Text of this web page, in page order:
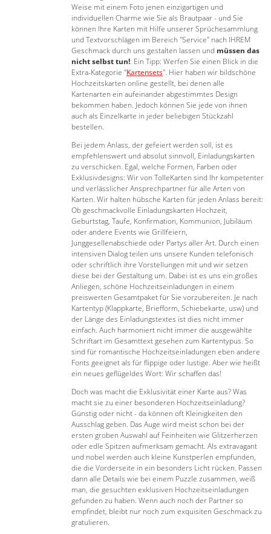
Weise mit einem Foto jenen einzigartigen und
individuellen Charme wie Sie als Brautpaar - und Sie
können Ihre Karten mit Hilfe unserer Sprüchesammlung
und Textvorschlägen im Bereich "Service" nach IHREM
Geschmack durch uns gestalten lassen und müssen das
nicht selbst tun!. Ein Tipp: Werfen Sie einen Blick in die
Extra-Kategorie "Kartensets". Hier haben wir bildschöne
Hochzeitskarten online gestellt, bei denen alle
Kartenarten ein aufeinander abgestimmtes Design
bekommen haben. Jedoch können Sie jede von ihnen
auch als Einzelkarte in jeder beliebigen Stückzahl
bestellen.
Bei jedem Anlass, der gefeiert werden soll, ist es
empfehlenswert und absolut sinnvoll, Einladungskarten
zu verschicken. Egal, welche Formen, Farben oder
Exklusivdesigns: Wir von TolleKarten sind Ihr kompetenter
und verlässlicher Ansprechpartner für alle Arten von
Karten. Wir halten hübsche Karten für jeden Anlass bereit:
Ob geschmackvolle Einladungskarten Hochzeit,
Geburtstag, Taufe, Konfirmation, Kommunion, Jubiläum
oder andere Events wie Grillfeiern,
Junggesellenabschiede oder Partys aller Art. Durch einen
intensiven Dialog teilen uns unsere Kunden telefonisch
oder schriftlich ihre Vorstellungen mit und wir setzen
diese bei der Gestaltung um. Dabei ist es uns ein großes
Anliegen, schöne Hochzeitseinladungen in einem
preiswerten Gesamtpaket für Sie vorzubereiten. Je nach
Kartentyp (Klappkarte, Briefform, Schiebekarte, usw) und
der Länge des Einladungstextes ist dies nicht immer
einfach. Auch harmoniert nicht immer die ausgewählte
Schriftart im Gesamttext gesehen zum Kartentypus. So
sind für romantische Hochzeitseinladungen eben andere
Fonts geeignet als für flippige oder lustige. Aber wie heißt
ein neues geflügeldes Wort: Wir schaffen das!
Doch was macht die Exklusivität einer Karte aus? Was
macht sie zu einer besonderen Hochzeitseinladung?
Günstig oder nicht - da können oft Kleinigkeiten den
Ausschlag geben. Das Auge wird meist schon bei der
ersten groben Auswahl auf Feinheiten wie Glitzerherzen
oder edle Spitzen aufmerksam gemacht. Als extravagant
und nobel werden auch kleine Kunstperlen empfunden,
die die Vorderseite in ein besonders Licht rücken. Passen
dann alle Details wie bei einem Puzzle zusammen, weiß
man, die gesuchten exklusiven Hochzeitseinladungen
gefunden zu haben. Wenn auch noch der Partner so
empfindet, bleibt nur noch zum exquisiten Geschmack zu
gratulieren.